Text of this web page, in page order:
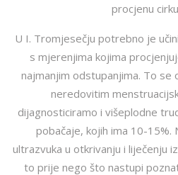
procjenu
U I. Tromjesečju potrebno je
s mjerenjima kojima
najmanjim odstupanjima. To se
neredovitim
dijagnosticiramo i višeplodne
pobačaje, kojih ima 10-15%.
ultrazvuka u otkrivanju i liječenju
to prije nego što nastupi